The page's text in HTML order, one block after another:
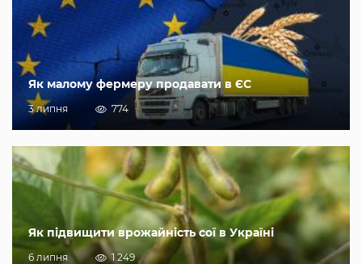
Як малому фермеру продавати в ЄС
3 липня 774
Як підвищити врожайність сої в Україні
6 липня 1 249